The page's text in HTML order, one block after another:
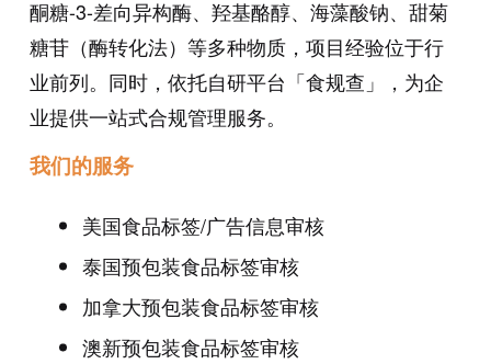
酮糖-3-差向异构酶、羟基酪醇、海藻酸钠、甜菊
糖苷（酶转化法）等多种物质，项目经验位于行
业前列。同时，依托自研平台「食规查」，为企
业提供一站式合规管理服务。
我们的服务
美国食品标签/广告信息审核
泰国预包装食品标签审核
加拿大预包装食品标签审核
澳新预包装食品标签审核